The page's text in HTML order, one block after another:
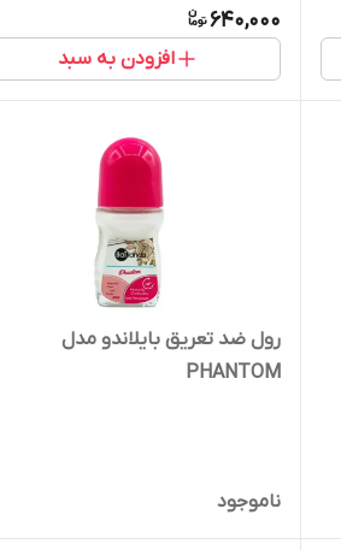
640,000
افزودن به سبد
رول ضد تعریق بایلاندو مدل
PHANTOM
ناموجود